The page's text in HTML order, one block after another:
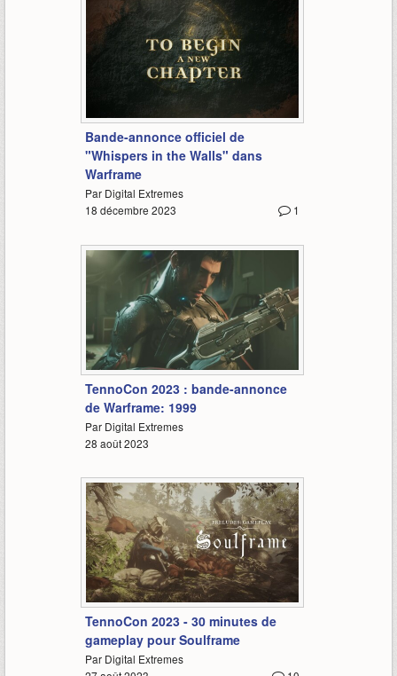
2:03
Bande-annonce officiel de
"Whispers in the Walls" dans
Warframe
Par Digital Extremes
1
18 décembre 2023
TennoCon 2023 : bande-annonce
de Warframe: 1999
Par Digital Extremes
28 août 2023
31:45
TennoCon 2023 - 30 minutes de
gameplay pour Soulframe
Par Digital Extremes